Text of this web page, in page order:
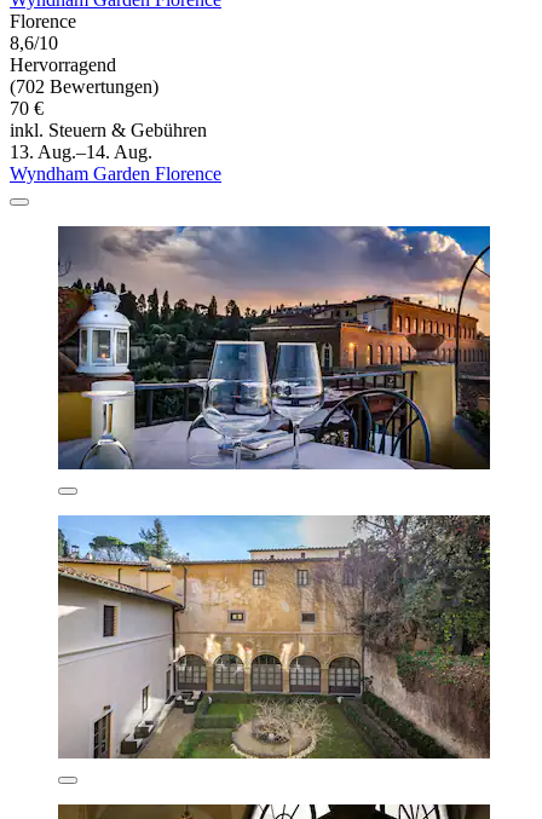
Florence
8,6/10
Hervorragend
(702 Bewertungen)
70 €
inkl. Steuern & Gebühren
13. Aug.–14. Aug.
Wyndham Garden Florence